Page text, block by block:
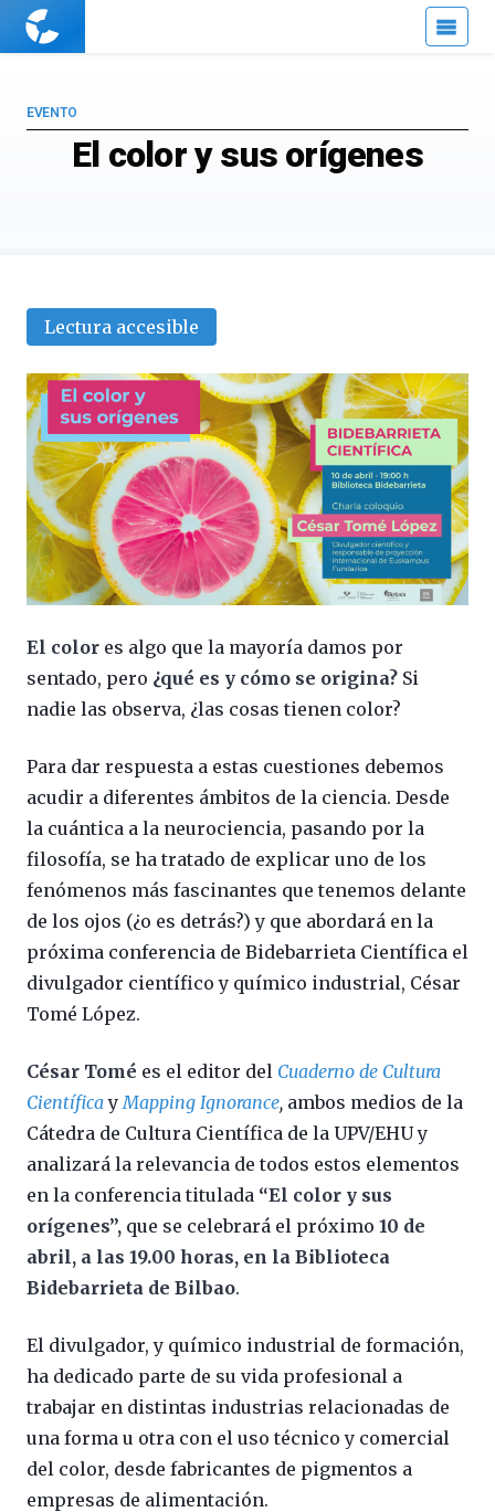
Cuaderno
El color y sus orígenes
EVENTO
Lectura accesible
El color es algo que la mayoría damos por
sentado, pero ¿qué es y cómo se origina? Si
nadie las observa, ¿las cosas tienen color?
Para dar respuesta a estas cuestiones debemos
acudir a diferentes ámbitos de la ciencia. Desde
la cuántica a la neurociencia, pasando por la
filosofía, se ha tratado de explicar uno de los
fenómenos más fascinantes que tenemos delante
de los ojos (¿o es detrás?) y que abordará en la
próxima conferencia de Bidebarrieta Científica el
divulgador científico y químico industrial, César
Tomé López.
César Tomé es el editor del Cuaderno de Cultura
Científicay Mapping Ignorance, ambos medios de la
Cátedra de Cultura Científica de la UPV/EHU y
analizará la relevancia de todos estos elementos
en la conferencia titulada “El color y sus
orígenes”, que se celebrará el próximo 10 de
abril, a las 19.00 horas, en la Biblioteca
Bidebarrieta de Bilbao.
El divulgador, y químico industrial de formación,
ha dedicado parte de su vida profesional a
trabajar en distintas industrias relacionadas de
una forma u otra con el uso técnico y comercial
del color, desde fabricantes de pigmentos a
empresas de alimentación.